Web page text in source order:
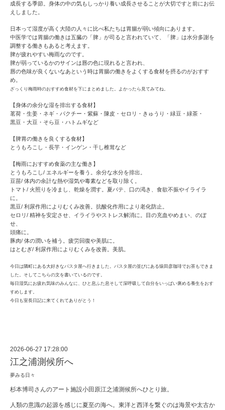
成長する季節。身体の中の気もしっかり養い成長させることが大切ですと前にお伝
えしました。
日本って湿度が高く大陸の人々に比べ私たちは胃腸が弱い傾向にあります。
中医学では胃腸の働きは五臓の「脾」が司ると言われていて、「脾」は水分多謝を
調整する働きもあると考えます。
脾が疲れやすい梅雨なのです。
脾が弱っているかのサインは唇の色に現れると言われ、
唇の色味が良くないなあという時は胃腸の働きをよくする食材を摂るのがおすす
め。
ざっくり梅雨時のおすすめ食材を下にまとめました。よかったら見てみてね。
【身体の余分な湿を排出する食材】
茗荷・生姜・ネギ・パクチー・紫蘇・陳皮・セロリ・きゅうり・緑豆・緑茶・
黒豆・大豆・そら豆・ハトムギなど
【脾胃の働きを良くする食材】
とうもろこし・長芋・インゲン・干し椎茸など
【梅雨におすすめ食薬の主な働き】
とうもろこし/ エネルギーを養う。余分な水分を排出。
豆苗/ 体内の余計な熱や湿気や毒素などを取り除く。
トマト/ 火照りを冷まし、乾燥を潤す。夏バテ、口の渇き、食欲不振やイライラ
に。
黒豆/ 利尿作用によりむくみ改善。抗酸化作用により老化防止。
セロリ/ 精神を安定させ、イライラやストレス解消に。目の充血やめまい、のぼ
せ、
頭痛に。
豚肉/ 体の潤いを補う。疲労回復や美肌に。
はとむぎ/ 利尿作用によりむくみを改善。美肌。
今日は隣町にある大好きなパスタ屋へ行きました。パスタ屋の並びにある猿田彦珈琲でお茶もできま
した。そしてこちらの文を書いているのです。
毎日湿気にお疲れ気味のみんなに、ひと息ふた息そして深呼吸して自分をいっぱい褒める養生をおす
すめします。
今日も室長日記に来てくれてありがとう！
2026-06-27 17:28:00
江之浦測候所へ
夢みる日々
杉本博司さんのアート施設小田原江之浦測候所へひとり旅。
人類の意識の起源を感じに夏至の海へ。東洋と西洋を繋ぐのは海景や太古か